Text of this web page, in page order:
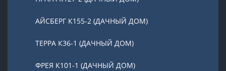
АЙСБЕРГ К155-2 (ДАЧНЫЙ ДОМ)
ТЕРРА К36-1 (ДАЧНЫЙ ДОМ)
ФРЕЯ К101-1 (ДАЧНЫЙ ДОМ)